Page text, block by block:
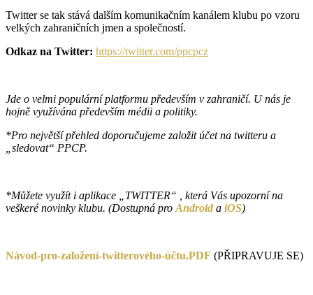
Twitter se tak stává dalším komunikačním kanálem klubu po vzoru
velkých zahraničních jmen a společností.
Odkaz na Twitter: https://twitter.com/ppcpcz
Jde o velmi populární platformu především v zahraničí. U nás je
hojně využívána především médii a politiky.
*Pro největší přehled doporučujeme založit účet na twitteru a
„sledovat“ PPCP.
*Můžete využít i aplikace „TWITTER“ , která Vás upozorní na
veškeré novinky klubu. (Dostupná pro Android a iOS)
Návod-pro-založení-twitterového-účtu.PDF (PŘIPRAVUJE SE)